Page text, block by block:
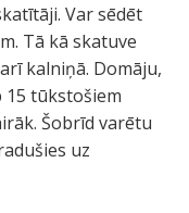
Var sēdēt
Tā kā skatuve
kalniņā. Domāju,
15 tūkstošiem
Šobrīd varētu
uz